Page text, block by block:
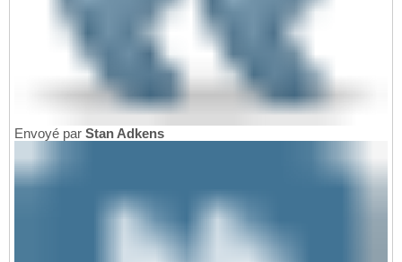
Envoyé par Stan Adkens